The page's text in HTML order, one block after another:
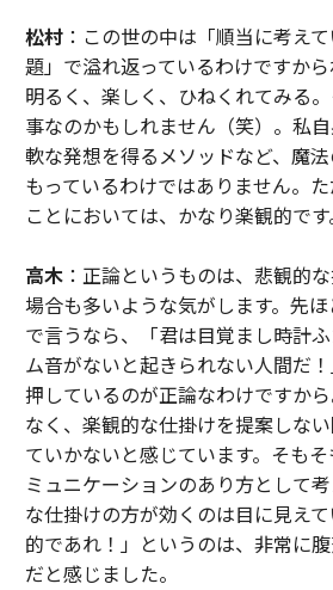
松村：この世の中は「順当に考え
題」で溢れ返っているわけですから
明るく、楽しく、ひねくれてみる
事なのかもしれません（笑）。私
軟な発想を得るメソッドなど、魔
もっているわけではありません。
ことにおいては、かなり楽観的です
高木：正論というものは、悲観的
場合も多いような気がします。先
で言うなら、「君は目覚まし時計
ム音がないと起きられない人間だ
押しているのが正論なわけですか
なく、楽観的な仕掛けを提案しな
ていかないと感じています。そも
ミュニケーションのあり方として
な仕掛けの方が効くのは目に見え
的であれ！」というのは、非常に
だと感じました。